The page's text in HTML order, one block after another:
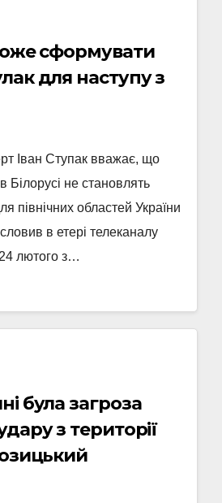
сформувати
для наступу з
Іван Ступак вважає, що
в Білорусі не становлять
північних областей України
в етері телеканалу
лютого з…
була загроза
з території